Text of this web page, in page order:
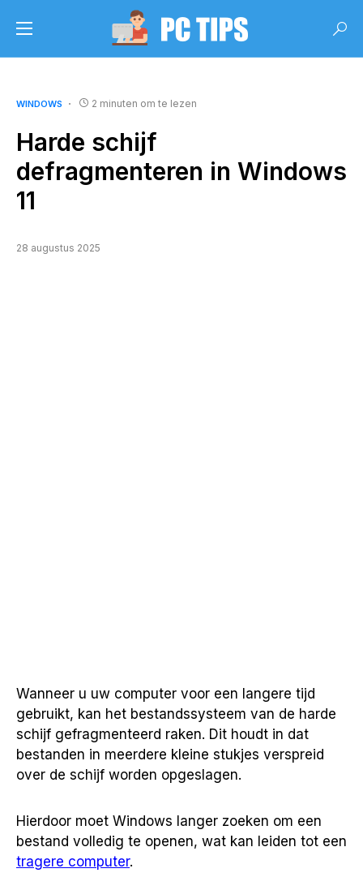
WINDOWS 2 minuten om te lezen
Harde schijf
defragmenteren in Windows
11
28 augustus 2025
Wanneer u uw computer voor een langere tijd
gebruikt, kan het bestandssysteem van de harde
schijf gefragmenteerd raken. Dit houdt in dat
bestanden in meerdere kleine stukjes verspreid
over de schijf worden opgeslagen.
Hierdoor moet Windows langer zoeken om een
bestand volledig te openen, wat kan leiden tot een
tragere computer.